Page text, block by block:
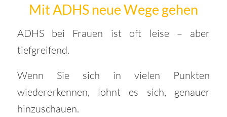
Mit ADHS neue Wege gehen
ADHS bei Frauen ist oft leise – aber
tiefgreifend.
Wenn Sie sich in vielen Punkten
wiedererkennen, lohnt es sich, genauer
hinzuschauen.